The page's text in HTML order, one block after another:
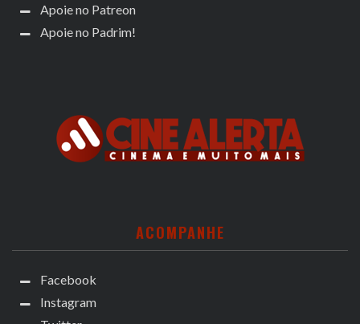
Apoie no Patreon
Apoie no Padrim!
ACOMPANHE
Facebook
Instagram